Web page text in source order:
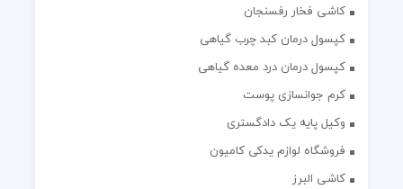
کاشی فخار رفسنجان
کپسول درمان کبد چرب گیاهی
کپسول درمان درد معده گیاهی
کرم جوانسازی پوست
وکیل پایه یک دادگستری
فروشگاه لوازم یدکی کامیون
کاشی البرز